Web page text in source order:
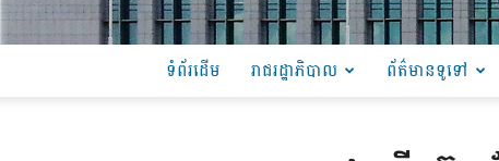
ទំព័រដើម រាជរដ្ឋាភិបាល ព័ត៌មានទូទៅ